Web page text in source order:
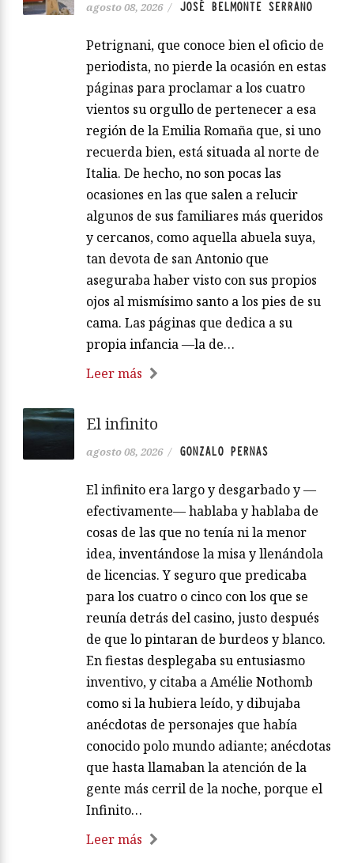
agosto 08, 2026 / JOSÉ BELMONTE SERRANO
Petrignani, que conoce bien el oficio de
periodista, no pierde la ocasión en estas
páginas para proclamar a los cuatro
vientos su orgullo de pertenecer a esa
región de la Emilia Romaña que, si uno
recuerda bien, está situada al norte de
Italia. De hecho, no son pocas las
ocasiones en las que salen a relucir
algunos de sus familiares más queridos
y cercanos, como aquella abuela suya,
tan devota de san Antonio que
aseguraba haber visto con sus propios
ojos al mismísimo santo a los pies de su
cama. Las páginas que dedica a su
propia infancia —la de…
Leer más
El infinito
agosto 08, 2026 / GONZALO PERNAS
El infinito era largo y desgarbado y —
efectivamente— hablaba y hablaba de
cosas de las que no tenía ni la menor
idea, inventándose la misa y llenándola
de licencias. Y seguro que predicaba
para los cuatro o cinco con los que se
reunía detrás del casino, justo después
de que lo pintaran de burdeos y blanco.
En fiestas desplegaba su entusiasmo
inventivo, y citaba a Amélie Nothomb
como si la hubiera leído, y dibujaba
anécdotas de personajes que había
conocido polo mundo adiante; anécdotas
que hasta llamaban la atención de la
gente más cerril de la noche, porque el
Infinito…
Leer más